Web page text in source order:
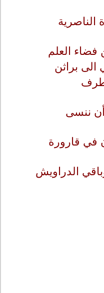
الناصرية
فضاء العلم
الى براثن
أن ننسى
في قارورة
الدراويش